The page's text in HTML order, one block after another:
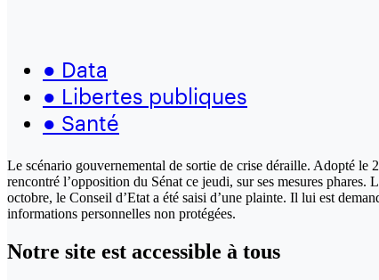
● Data
● Libertes publiques
● Santé
Le scénario gouvernemental de sortie de crise déraille. Adopté
rencontré l’opposition du Sénat ce jeudi, sur ses mesures
octobre, le Conseil d’Etat a été saisi d’une plainte. Il lui est
informations personnelles non protégées.
Notre site est accessible à tous